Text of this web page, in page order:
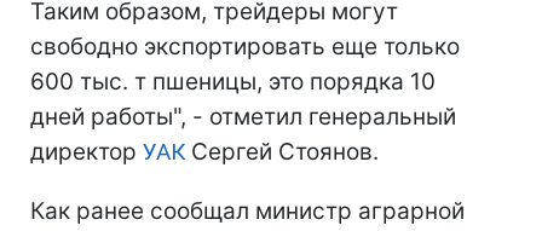
Таким образом, трейдеры могут
свободно экспортировать еще только
600 тыс. т пшеницы, это порядка 10
дней работы", - отметил генеральный
директор УАКСергей Стоянов.
Как ранее сообщал министр аграрной